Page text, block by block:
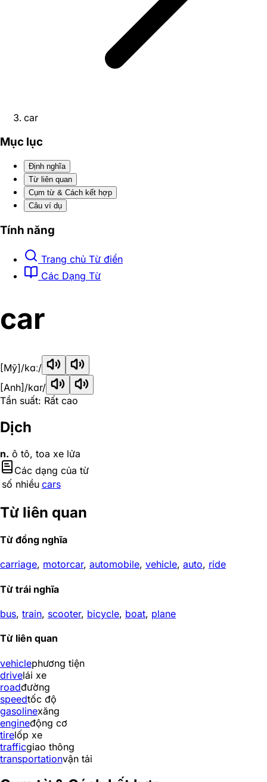
car
Mục lục
Định nghĩa
Từ liên quan
Cụm từ & Cách kết hợp
Câu ví dụ
Tính năng
Trang chủ Từ điển
Các Dạng Từ
car
[Mỹ]/kɑː/
[Anh] /kɑr/
Tần suất: Rất cao
Dịch
n. ô tô, toa xe lửa
Các dạng của từ
số nhiều cars
Từ liên quan
Từ đồng nghĩa
carriage, motorcar, automobile, vehicle, auto, ride
Từ trái nghĩa
bus, train, scooter, bicycle, boat, plane
Từ liên quan
vehiclephương tiện
drivelái xe
roadđường
speedtốc độ
gasolinexăng
engineđộng cơ
tirelốp xe
trafficgiao thông
transportationvận tải